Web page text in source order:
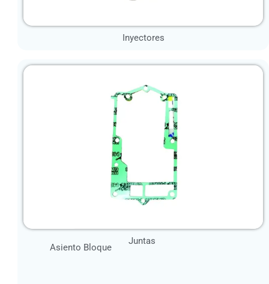
Inyectores
Juntas
Asiento Bloque